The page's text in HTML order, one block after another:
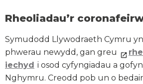
Rheoliadau’r
Symudodd Llywodraeth Cymru
phwerau newydd, gan greu
iechyd i osod cyfyngiadau a
Nghymru. Creodd pob un o